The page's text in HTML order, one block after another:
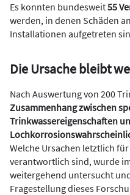
Es konnten bundesweit55
werden, in denen Schäden
Installationen aufgetreten
Die Ursache bleibt
Nach Auswertung von 200
Zusammenhang zwischen
Trinkwassereigenschaften
Welche Ursachen letztlich
verantwortlich sind, wurde
weitergehend untersucht
Fragestellung dieses